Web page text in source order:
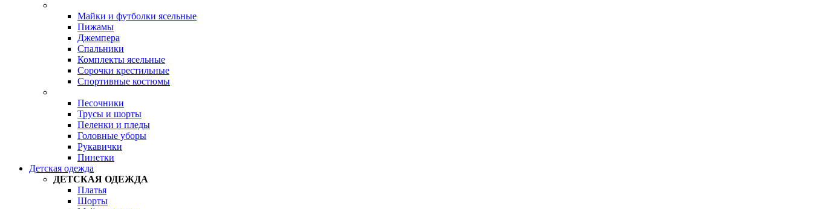
Майки и футболки ясельные
Пижамы
Джемпера
Спальники
Комплекты ясельные
Сорочки крестильные
Спортивные костюмы
Песочники
Трусы и шорты
Пеленки и пледы
Головные уборы
Рукавички
Пинетки
Детская одежда
ДЕТСКАЯ ОДЕЖДА
Платья
Шорты